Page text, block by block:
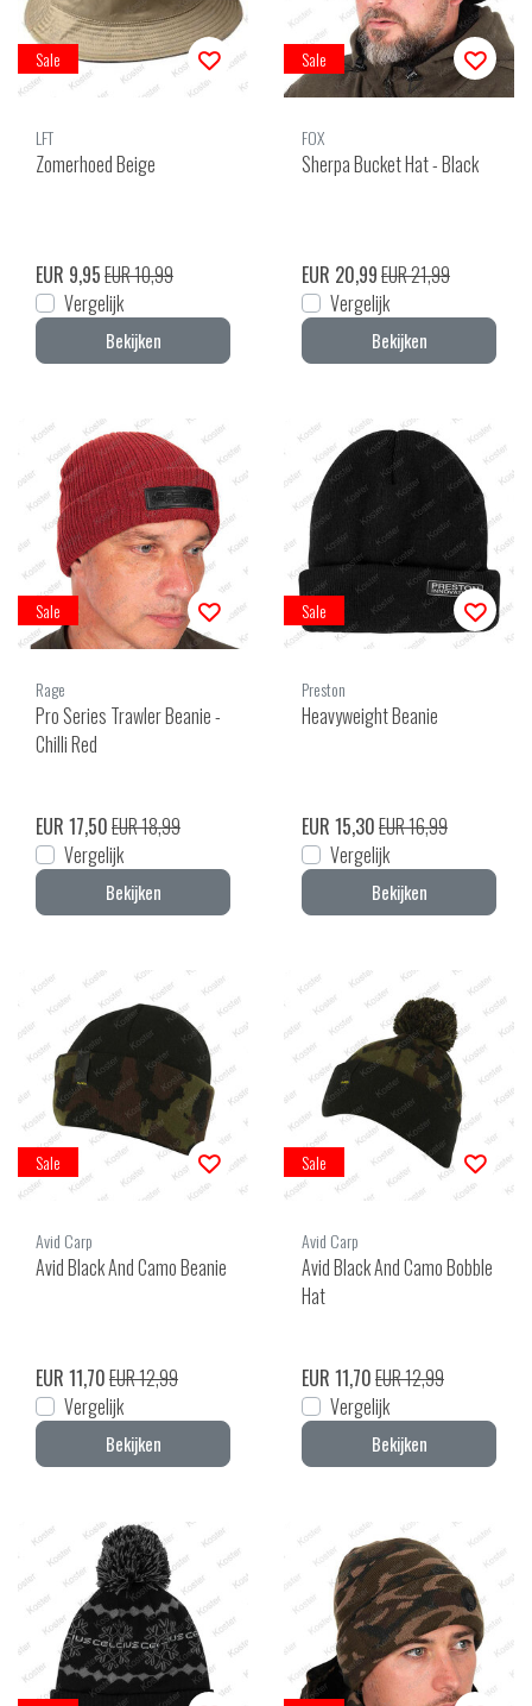
Sale
LFT
Zomerhoed Beige
EUR 9,95EUR 10,99
Vergelijk
Bekijken
Sale
FOX
Sherpa Bucket Hat - Black
EUR 20,99EUR 21,99
Vergelijk
Bekijken
Sale
Rage
Pro Series Trawler Beanie -
Chilli Red
EUR 17,50EUR 18,99
Vergelijk
Bekijken
Sale
Preston
Heavyweight Beanie
EUR 15,30EUR 16,99
Vergelijk
Bekijken
Sale
Avid Carp
Avid Black And Camo Beanie
EUR 11,70EUR 12,99
Vergelijk
Bekijken
Sale
Avid Carp
Avid Black And Camo Bobble
Hat
EUR 11,70EUR 12,99
Vergelijk
Bekijken